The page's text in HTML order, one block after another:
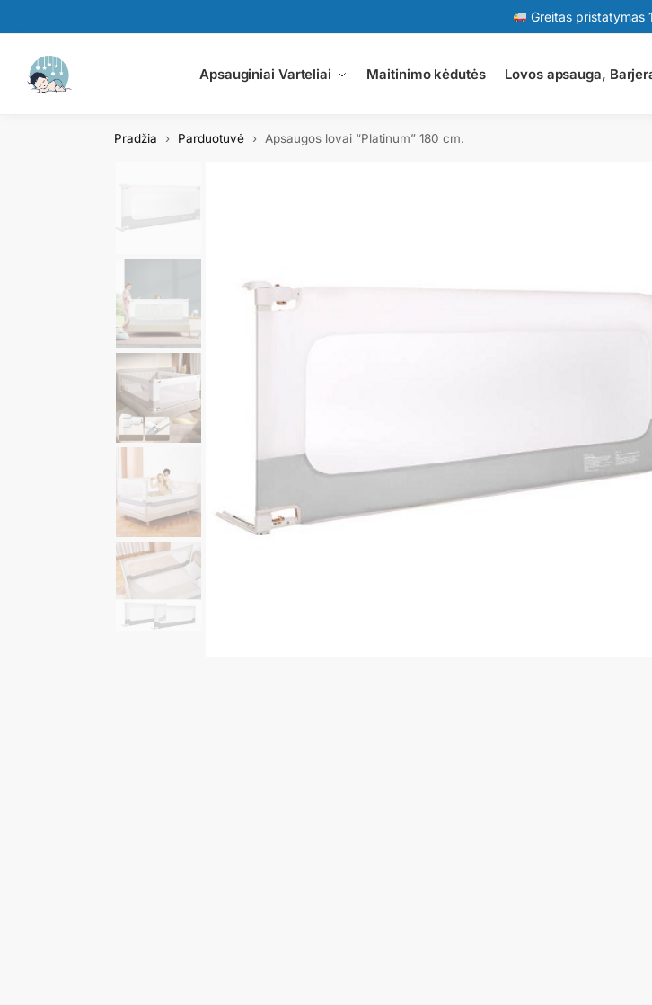
Greitas pristatymas
Apsauginiai Varteliai Maitinimo kėdutės Lovos apsauga,
Pradžia Parduotuvė Apsaugos lovai “Platinum” 180 cm.